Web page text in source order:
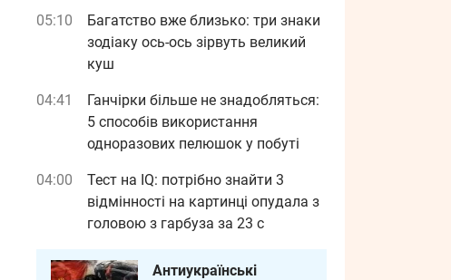
05:10
Багатство вже близько: три знаки
зодіаку ось-ось зірвуть великий
куш
04:41
Ганчірки більше не знадобляться:
5 способів використання
одноразових пелюшок у побуті
04:00
Тест на IQ: потрібно знайти 3
відмінності на картинці опудала з
головою з гарбуза за 23 с
Антиукраїнські